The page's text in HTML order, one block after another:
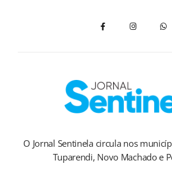
O Jornal Sentinela circula nos
Tuparendi, Novo Machado e